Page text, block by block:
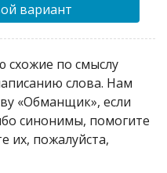
вариант
по смыслу
слова. Нам
«Обманщик», если
синонимы, помогите
их, пожалуйста,